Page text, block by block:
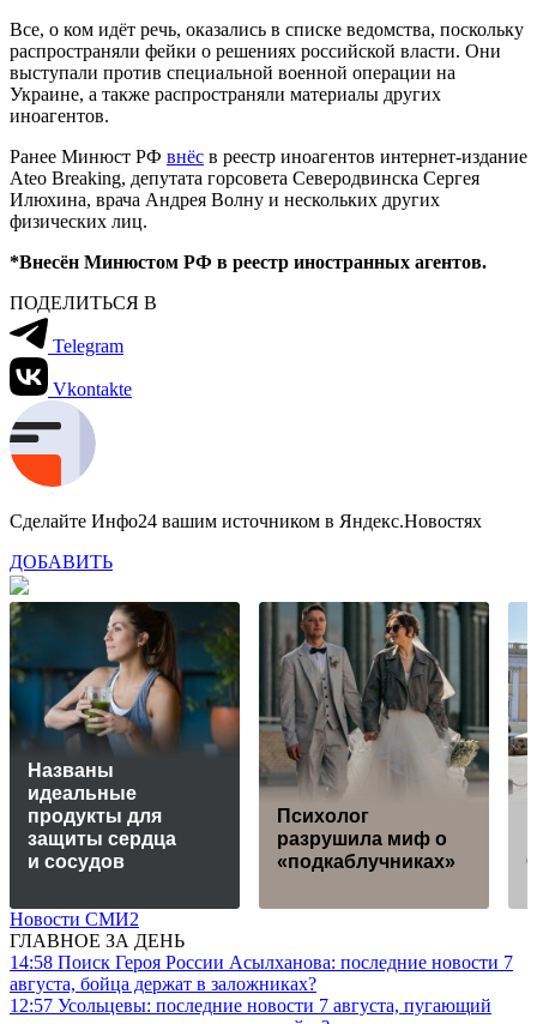
Все, о ком идёт речь, оказались в списке ведомства, поскольку
распространяли фейки о решениях российской власти. Они
выступали против специальной военной операции на
Украине, а также распространяли материалы других
иноагентов.
Ранее Минюст РФ внёс в реестр иноагентов интернет-издание
Ateo Breaking, депутата горсовета Северодвинска Сергея
Илюхина, врача Андрея Волну и нескольких других
физических лиц.
*Внесён Минюстом РФ в реестр иностранных агентов.
ПОДЕЛИТЬСЯ В
Telegram
Vkontakte
Сделайте Инфо24 вашим источником в Яндекс.Новостях
ДОБАВИТЬ
Названы
идеальные
продукты для
защиты сердца
и сосудов
Психолог
разрушила миф о
«подкаблучниках»
Новости СМИ2
ГЛАВНОЕ ЗА ДЕНЬ
14:58 Поиск Героя России Асылханова: последние новости 7
августа, бойца держат в заложниках?
12:57 Усольцевы: последние новости 7 августа, пугающий